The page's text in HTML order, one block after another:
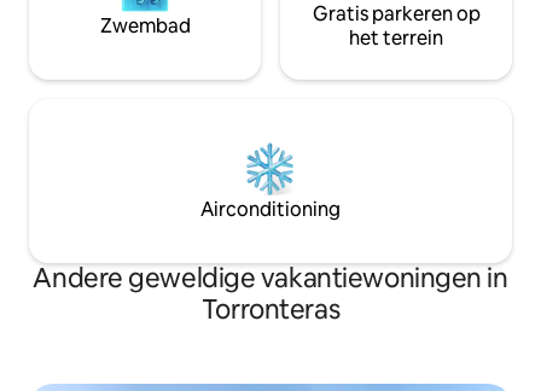
Zwembad
Gratis parkeren op
het terrein
Airconditioning
Andere geweldige vakantiewoningen in
Torronteras